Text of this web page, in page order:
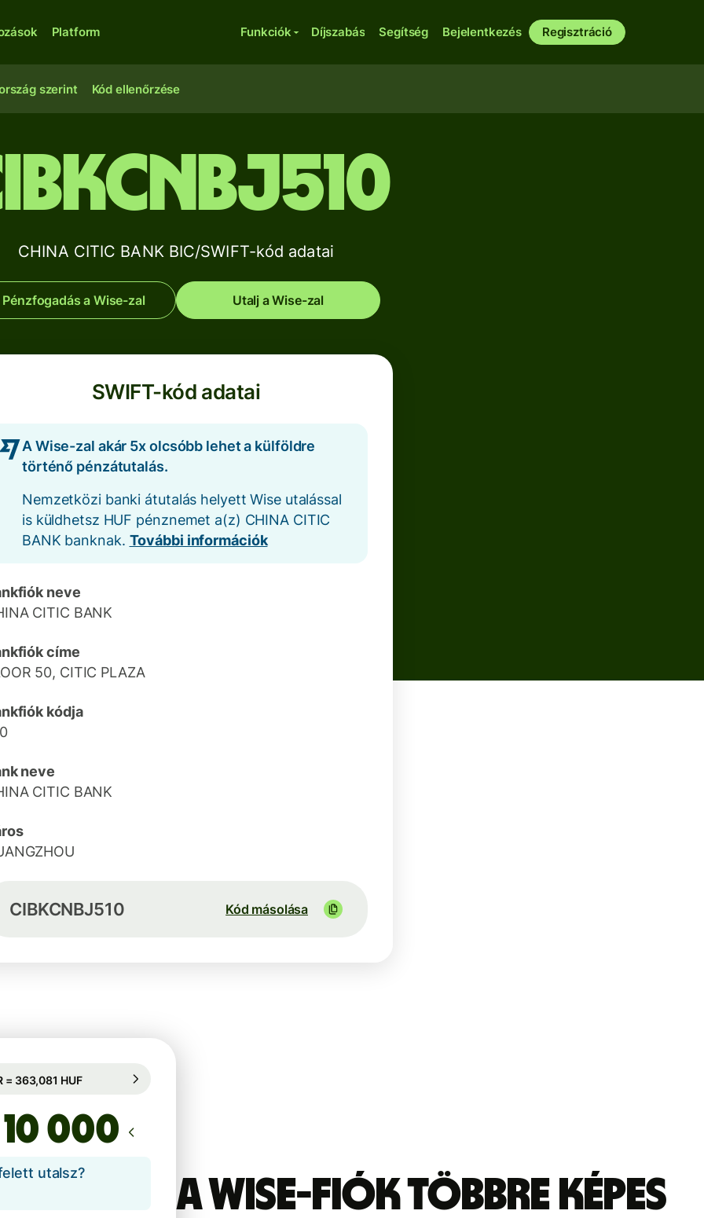
Platform Funkciók Díjszabás Segítség Bejelentkezés Regisztráció
szerint Kód ellenőrzése
CHINA CITIC BANK BIC/SWIFT-kód adatai
Pénzfogadás a Wise-zal Utalj a Wise-zal
SWIFT-kód adatai
A Wise-zal akár 5x olcsóbb lehet a külföldre
történő pénzátutalás.
Nemzetközi banki átutalás helyett Wise utalással
is küldhetsz HUF pénznemet a(z) CHINA CITIC
BANK banknak. További információk
neve
CITIC BANK
címe
50, CITIC PLAZA
kódja
neve
CITIC BANK
CIBKCNBJ510 Kód másolása
A Wise-fiók többre képes
ideig garantált: 49 óra
utalsz?